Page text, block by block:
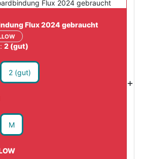
Flux 2024 gebraucht
2 (gut)
2 (gut)
M
+